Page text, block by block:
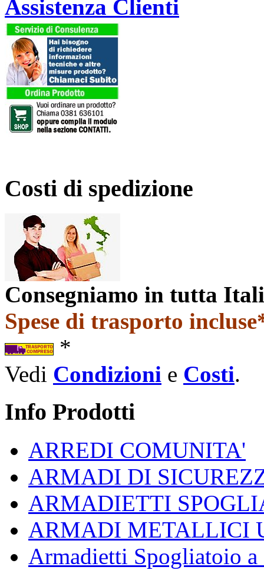
Assistenza Clienti
Costi di spedizione
Consegniamo in tutta
Spese di trasporto
*
Vedi Condizioni e Costi.
Info Prodotti
ARREDI COMUNITA'
ARMADI DI
ARMADIETTI
ARMADI METALLICI
Armadietti Spogliatoio a